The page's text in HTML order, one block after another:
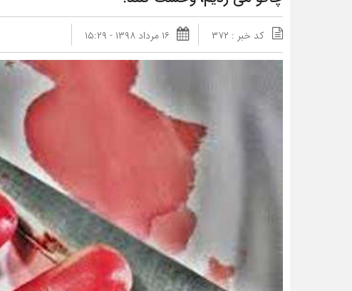
کد خبر : ۳۷۲ ۱۶ مرداد ۱۳۹۸ - ۱۵:۲۹